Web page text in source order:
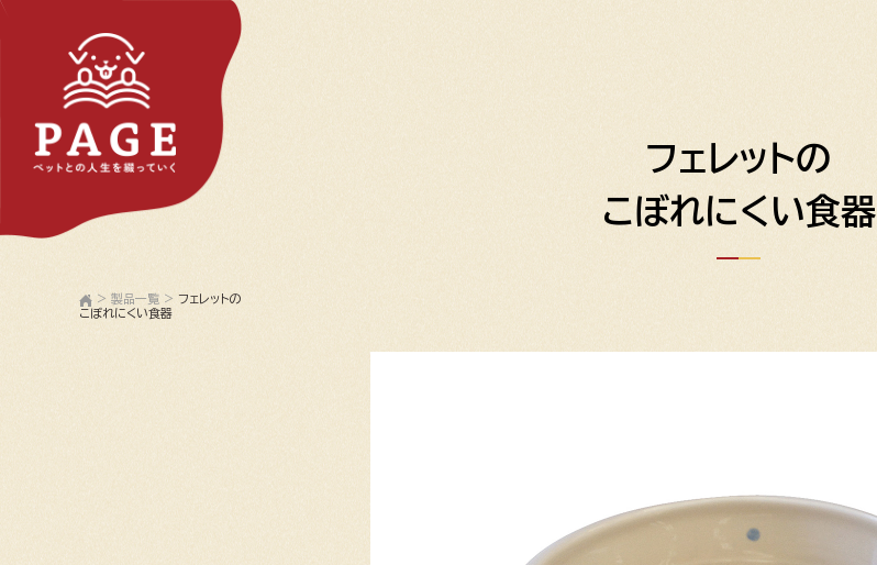
フェレットの
こぼれにくい食器
> 製品一覧 > フェレットの
こぼれにくい食器